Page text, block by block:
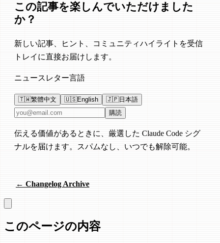
この記事を楽しんでいただけました
か？
新しい記事、ヒント、コミュニティハイライトを受信
トレイに直接お届けします。
ニュースレター言語
🇹🇼繁體中文 🇺🇸English 🇯🇵日本語
メールアドレス 購読
伝える価値があるときに、厳選した Claude Code シグ
ナルを届けます。スパムなし、いつでも解除可能。
← Changelog Archive
このページの内容